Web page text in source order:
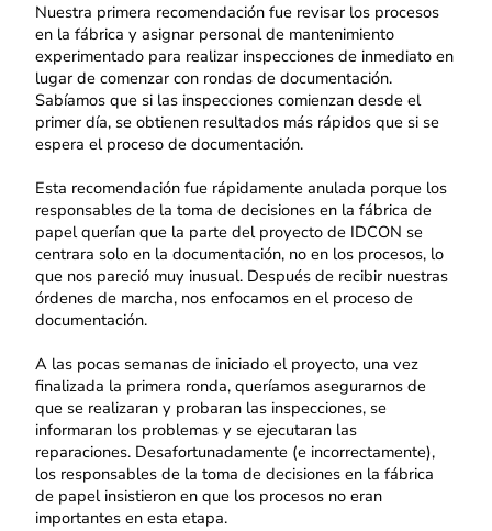
Nuestra primera recomendación fue revisar los procesos
en la fábrica y asignar personal de mantenimiento
experimentado para realizar inspecciones de inmediato en
lugar de comenzar con rondas de documentación.
Sabíamos que si las inspecciones comienzan desde el
primer día, se obtienen resultados más rápidos que si se
espera el proceso de documentación.
Esta recomendación fue rápidamente anulada porque los
responsables de la toma de decisiones en la fábrica de
papel querían que la parte del proyecto de IDCON se
centrara solo en la documentación, no en los procesos, lo
que nos pareció muy inusual. Después de recibir nuestras
órdenes de marcha, nos enfocamos en el proceso de
documentación.
A las pocas semanas de iniciado el proyecto, una vez
finalizada la primera ronda, queríamos asegurarnos de
que se realizaran y probaran las inspecciones, se
informaran los problemas y se ejecutaran las
reparaciones. Desafortunadamente (e incorrectamente),
los responsables de la toma de decisiones en la fábrica
de papel insistieron en que los procesos no eran
importantes en esta etapa.